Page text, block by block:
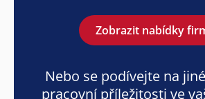
Zobrazit nabídky
Nebo se podívejte na
pracovní příležitosti ve